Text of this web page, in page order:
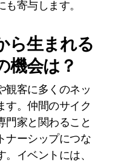
寄与します。
ら生まれる
機会は？
観客に多くのネッ
す。仲間のサイク
門家と関わること
ナーシップにつな
イベントには、